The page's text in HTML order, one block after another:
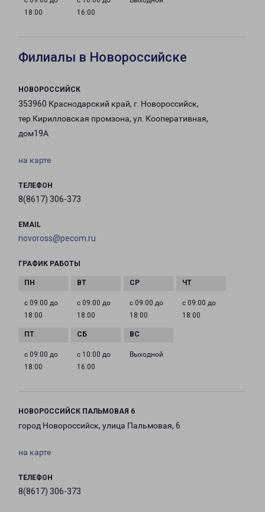
18:00
16:00
Филиалы в Новороссийске
НОВОРОССИЙСК
353960 Краснодарский край, г. Новороссийск,
тер.Кирилловская промзона, ул. Кооперативная,
дом19А
на карте
ТЕЛЕФОН
8(8617) 306-373
EMAIL
novoross@pecom.ru
ГРАФИК РАБОТЫ
с 09:00 до
18:00
с 09:00 до
18:00
с 09:00 до
18:00
с 09:00 до
18:00
с 09:00 до
18:00
с 10:00 до
16:00
Выходной
НОВОРОССИЙСК ПАЛЬМОВАЯ 6
город Новороссийск, улица Пальмовая, 6
на карте
ТЕЛЕФОН
8(8617) 306-373